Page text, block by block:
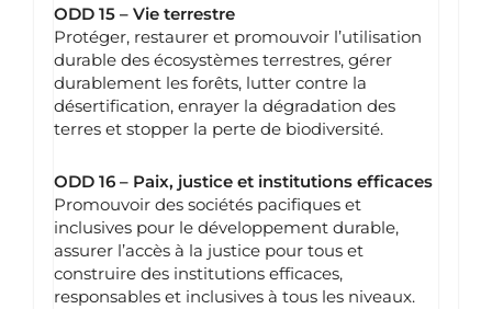
ODD 15 – Vie terrestre
Protéger, restaurer et promouvoir l’utilisation
durable des écosystèmes terrestres, gérer
durablement les forêts, lutter contre la
désertification, enrayer la dégradation des
terres et stopper la perte de biodiversité.
ODD 16 – Paix, justice et institutions efficaces
Promouvoir des sociétés pacifiques et
inclusives pour le développement durable,
assurer l’accès à la justice pour tous et
construire des institutions efficaces,
responsables et inclusives à tous les niveaux.